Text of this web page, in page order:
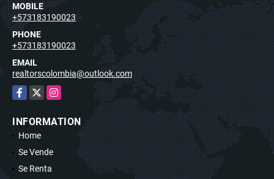
MOBILE
+573183190023
PHONE
+573183190023
EMAIL
realtorscolombia@outlook.com
Facebook
X Instagram
INFORMATION
Home
Se Vende
Se Renta